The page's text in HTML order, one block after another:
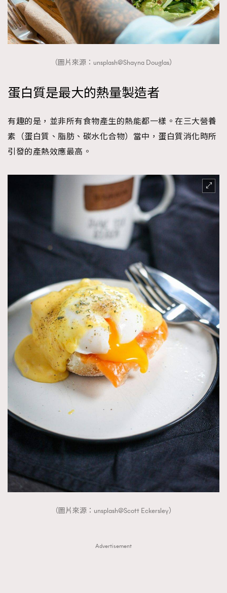
（圖片來源：unsplash@Shayna Douglas）
蛋白質是最大的熱量製造者
有趣的是，並非所有食物產生的熱能都一樣。在三大營養
素（蛋白質、脂肪、碳水化合物）當中，蛋白質消化時所
引發的產熱效應最高。
（圖片來源：unsplash@Scott Eckersley）
Advertisement